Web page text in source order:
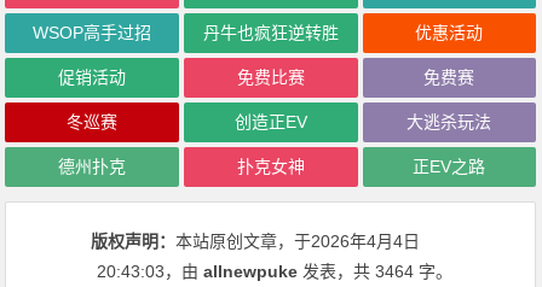
WSOP高手过招 丹牛也疯狂逆转胜 优惠活动
促销活动 免费比赛 免费赛
冬巡赛 创造正EV 大逃杀玩法
德州扑克 扑克女神 正EV之路
版权声明：本站原创文章，于2026年4月4日
20:43:03，由allnewpuke 发表，共 3464 字。